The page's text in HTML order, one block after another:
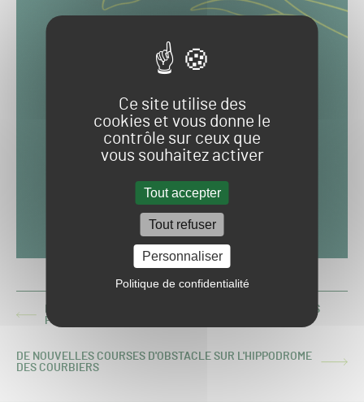
Ce site utilise des
cookies et vous donne le
contrôle sur ceux que
vous souhaitez activer
Tout accepter
Tout refuser
Personnaliser
Politique de confidentialité
ARTICLE
PRÉCÉDENT :
DÉCOUVERTE DES TECHNOLOGIES UTILISÉES SUR LES
PELOUSES QUI ACCUEILLENT LES VI NATIONS
ARTICLE
DE NOUVELLES COURSES D'OBSTACLE SUR L'HIPPODROME
DES COURBIERS